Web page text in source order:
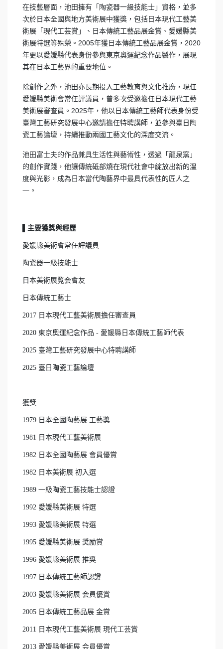
在技藝層面，池田擁有「陶瓷器一級技能士」資格，並多
次於日本全國與地方美術展中獲獎，包括日本現代工藝美
術展「現代工芸賞」、日本傳統工藝品展金賞、愛媛縣美
術展特選等殊榮。2005年獲日本傳統工藝品展金賞，2020
年更以愛媛縣代表身份參與東京奧運紀念作品製作，展現
其在日本工藝界的重要地位。
除創作之外，池田亦長期投入工藝教育與文化推廣，現任
愛媛縣美術會常任評議員，曾多次受邀擔任日本現代工藝
美術展審查員。2025年，他以日本傳統工藝師代表身份受
臺灣工藝研究發展中心邀請擔任特聘講師，並參與臺日陶
瓷工藝論壇，持續推動兩國工藝文化的深度交流。
池田富士夫的作品兼具生活性與藝術性，透過「龍泉窯」
的創作實踐，他讓傳統砥部燒在現代社會中綻放出新的溫
度與光影，成為日本當代陶藝界中最具代表性的匠人之
一。
▌主要獲獎與經歷
愛媛縣美術會常任評議員
陶瓷器一級技能士
日本美術展覧会會友
日本傳統工藝士
2017 日本現代工藝美術展擔任審查員
2020 東京奧運紀念作品 - 愛媛縣日本傳統工藝師代表
2025 臺灣工藝研究發展中心特聘講師
2025 臺日陶瓷工藝論壇
獲獎
1979 日本全國陶藝展 工藝獎
1981 日本現代工藝美術展
1982 日本全國陶藝展 會員優賞
1982 日本美術展 初入選
1989 一級陶瓷工藝技能士認證
1992 愛媛縣美術展 特選
1993 愛媛縣美術展 特選
1995 愛媛縣美術展 奨励賞
1996 愛媛縣美術展 推奨
1997 日本傳統工藝師認證
2003 愛媛縣美術展 会員優賞
2005 日本傳統工藝品展 金賞
2011 日本現代工藝美術展 現代工芸賞
2013 愛媛縣美術展 会員優賞